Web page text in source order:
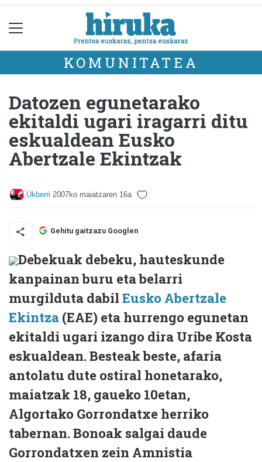
KOMUNITATEA
Datozen egunetarako
ekitaldi ugari iragarri ditu
eskualdean Eusko
Abertzale Ekintzak
Ukberri 2007ko maiatzaren 16a
Gehitu gaitzazu Googlen
Debekuak debeku, hauteskunde
kanpainan buru eta belarri
murgilduta dabil Eusko Abertzale
Ekintza (EAE) eta hurrengo egunetan
ekitaldi ugari izango dira Uribe Kosta
eskualdean. Besteak beste, afaria
antolatu dute ostiral honetarako,
maiatzak 18, gaueko 10etan,
Algortako Gorrondatxe herriko
tabernan. Bonoak salgai daude
Gorrondatxen zein Amnistia